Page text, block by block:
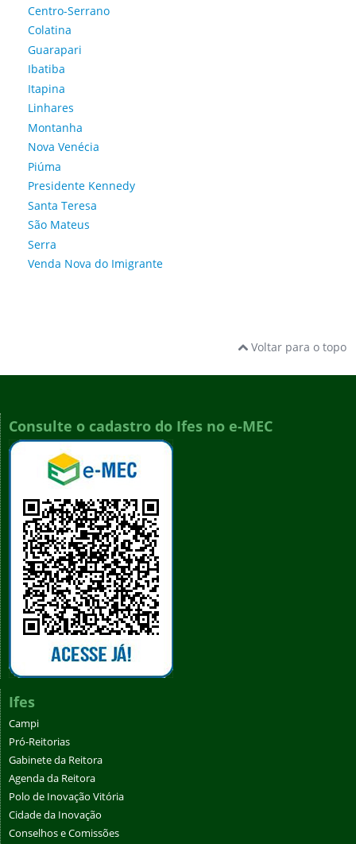
Centro-Serrano
Colatina
Guarapari
Ibatiba
Itapina
Linhares
Montanha
Nova Venécia
Piúma
Presidente Kennedy
Santa Teresa
São Mateus
Serra
Venda Nova do Imigrante
Voltar para o topo
Consulte o cadastro do Ifes no e-MEC
Ifes
Campi
Pró-Reitorias
Gabinete da Reitora
Agenda da Reitora
Polo de Inovação Vitória
Cidade da Inovação
Conselhos e Comissões